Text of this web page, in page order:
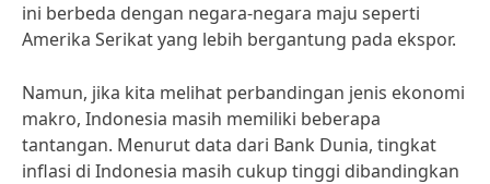
ini berbeda dengan negara-negara maju seperti
Amerika Serikat yang lebih bergantung pada ekspor.
Namun, jika kita melihat perbandingan jenis ekonomi
makro, Indonesia masih memiliki beberapa
tantangan. Menurut data dari Bank Dunia, tingkat
inflasi di Indonesia masih cukup tinggi dibandingkan